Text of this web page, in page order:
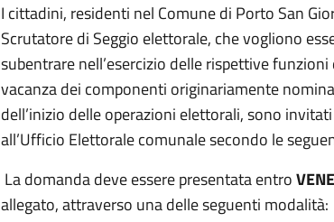
I cittadini, residenti nel Comune di Porto San
Scrutatore di Seggio elettorale, che vogliono
subentrare nell’esercizio delle rispettive
vacanza dei componenti originariamente
dell’inizio delle operazioni elettorali, sono
all’Ufficio Elettorale comunale secondo le
La domanda deve essere presentata entro
allegato, attraverso una delle seguenti modalità: